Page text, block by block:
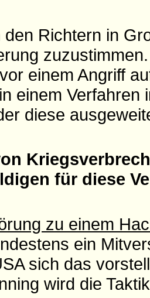
Richtern in
einem Angriff
einem Verfahren
diese
für diese
zu einem
ein
sich das
wird die